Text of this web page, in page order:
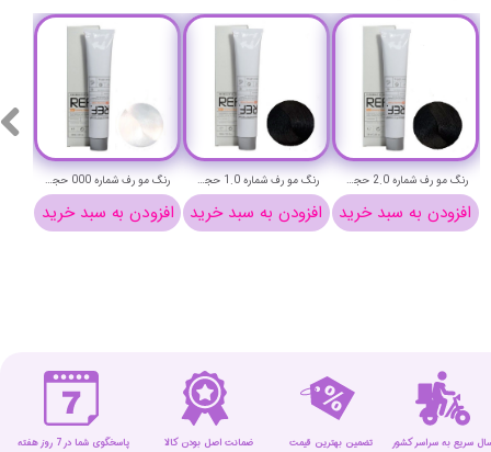
رنگ مو رف شماره 000 حجم 100 میلی لیتر (روشن کننده)-REF Permanent Hair Color
افزودن به سبد خرید
رنگ مو رف شماره 1.0 حجم 100 میلی لیتر (مشکی خالص)-REF Permanent Hair Color
افزودن به سبد خرید
رنگ مو رف شماره 2.0 حجم 100 میلی لیتر (طبیعی فوق تیره)-REF Permanent Hair Color
افزودن به سبد خرید
ضمانت اصل بودن کالا تضمین بهترین قیمت پاسخگوی شما در 7 روز هفته سریع به سراسر کشور